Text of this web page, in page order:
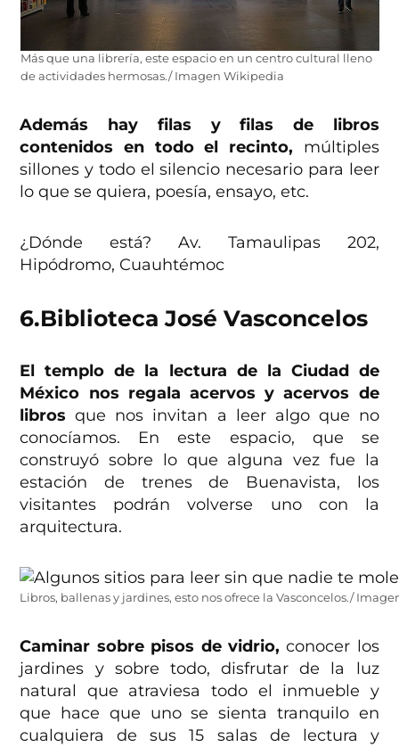
Más que una librería, este espacio en un centro cultural lleno
de actividades hermosas./ Imagen Wikipedia
Además hay filas y filas de libros
contenidos en todo el recinto, múltiples
sillones y todo el silencio necesario para leer
lo que se quiera, poesía, ensayo, etc.
¿Dónde está? Av. Tamaulipas 202,
Hipódromo, Cuauhtémoc
6.Biblioteca José Vasconcelos
El templo de la lectura de la Ciudad de
México nos regala acervos y acervos de
libros que nos invitan a leer algo que no
conocíamos. En este espacio, que se
construyó sobre lo que alguna vez fue la
estación de trenes de Buenavista, los
visitantes podrán volverse uno con la
arquitectura.
Libros, ballenas y jardines, esto nos ofrece la Vasconcelos./
Caminar sobre pisos de vidrio,conocer los
jardines y sobre todo, disfrutar de la luz
natural que atraviesa todo el inmueble y
que hace que uno se sienta tranquilo en
cualquiera de sus 15 salas de lectura y